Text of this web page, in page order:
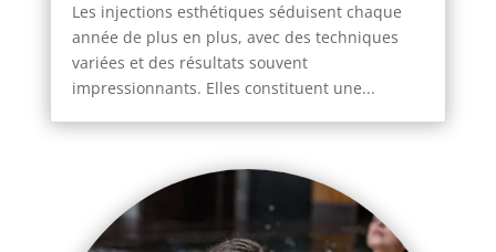
Les injections esthétiques séduisent chaque
année de plus en plus, avec des techniques
variées et des résultats souvent
impressionnants. Elles constituent une...